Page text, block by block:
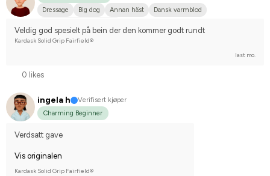
Dressage Big dog Annan häst
Dansk varmblod
Veldig god spesielt på bein der den kommer godt rundt
Kardask Solid Grip Fairfield®
last mo.
0 likes
ingela h
Verifisert kjøper
Charming Beginner
Verdsatt gave
Vis originalen
Kardask Solid Grip Fairfield®